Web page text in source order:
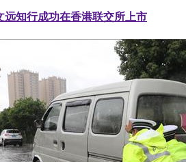
远知行成功在香港联交所上市